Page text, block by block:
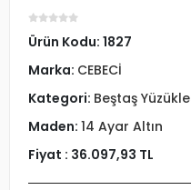
Ürün Kodu: 1827
Marka: CEBECİ
Kategori: Beştaş
Maden: 14 Ayar Altın
Fiyat : 36.097,93 TL